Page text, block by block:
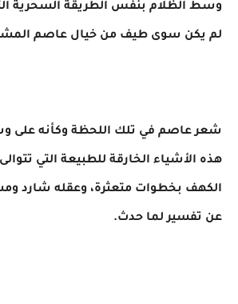
وسط الظلام بنفس الطريقة السحرية
لم يكن سوى طيف من خيال عاصم
شعر عاصم في تلك اللحظة وكأنه على
هذه الأشياء الخارقة للطبيعة التي
الكهف بخطوات متعثرة، وعقله شارد
عن تفسير لما حدث.